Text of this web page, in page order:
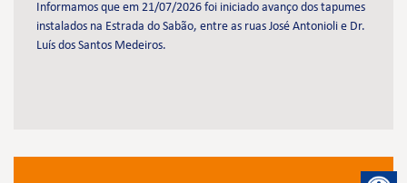
Informamos que em 21/07/2026 foi iniciado avanço dos tapumes
instalados na Estrada do Sabão, entre as ruas José Antonioli e Dr.
Luís dos Santos Medeiros.